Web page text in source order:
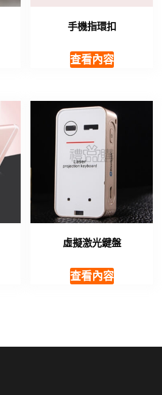
手機指環扣
查看內容
虛擬激光鍵盤
查看內容